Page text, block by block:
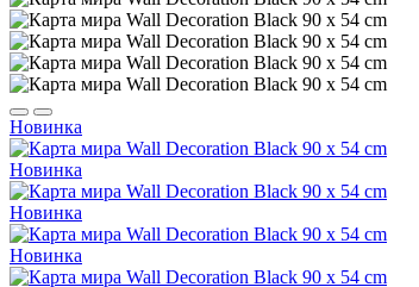
Новинка
Новинка
Новинка
Новинка